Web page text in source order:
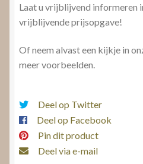
Laat u vrijblijvend informeren
vrijblijvende prijsopgave!
Of neem alvast een kijkje in
meer voorbeelden.
Deel op Twitter
Deel op Facebook
Pin dit product
Deel via e-mail